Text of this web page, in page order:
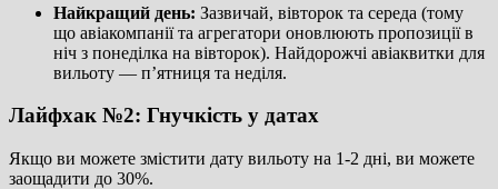
Найкращий день: Зазвичай, вівторок та середа (тому
що авіакомпанії та агрегатори оновлюють пропозиції в
ніч з понеділка на вівторок). Найдорожчі авіаквитки для
вильоту — п’ятниця та неділя.
Лайфхак №2: Гнучкість у датах
Якщо ви можете змістити дату вильоту на 1-2 дні, ви можете
заощадити до 30%.